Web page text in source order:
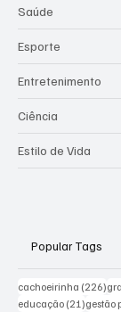
Saúde
Esporte
Entretenimento
Ciência
Estilo de Vida
Popular Tags
cachoeirinha (226)
educação (21)21 posts
gestão